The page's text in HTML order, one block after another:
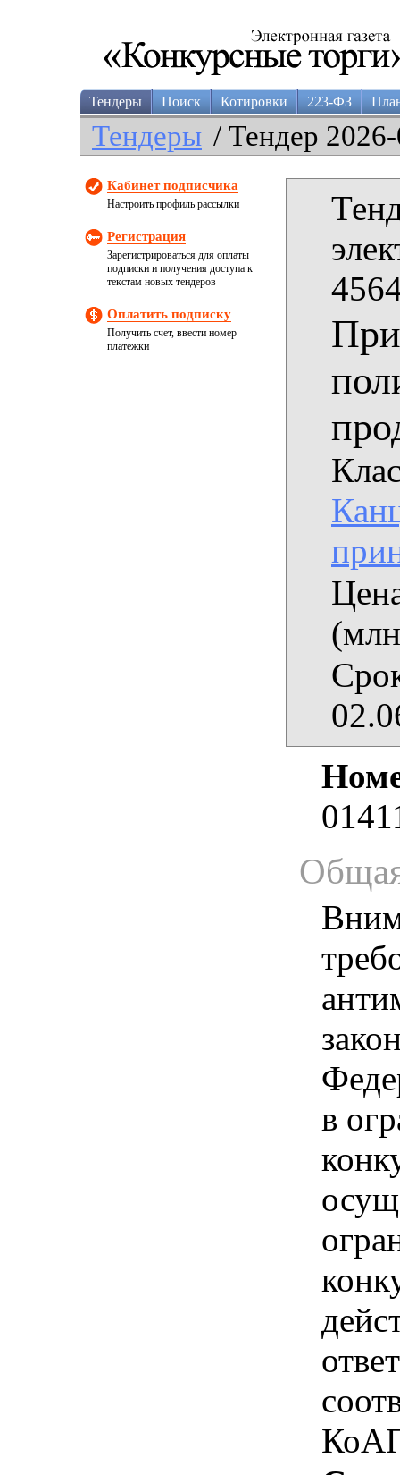
Тендеры Поиск Котировки 223-ФЗ
Тендеры / Тендер
Кабинет подписчика
Настроить профиль рассылки
Регистрация
Зарегистрироваться для оплаты
подписки и получения доступа к
текстам новых тендеров
Оплатить подписку
Получить счет, ввести номер
платежки
в